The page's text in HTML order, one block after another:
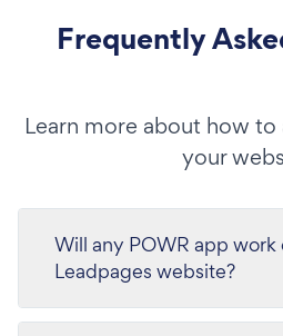
Frequently
Learn more about how
your
Will any POWR app work
Leadpages website?